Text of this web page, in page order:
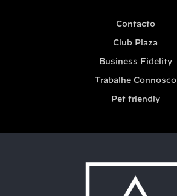
Contacto
Club Plaza
Business Fidelity
Trabalhe Connosco
Pet friendly